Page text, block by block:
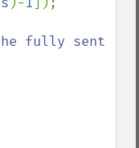
fully sent